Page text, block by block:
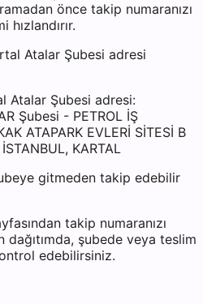
önce takip numaranızı
hızlandırır.
Atalar Şubesi adresi
Atalar Şubesi adresi:
Şubesi - PETROL İŞ
ATAPARK EVLERİ SİTESİ B
KARTAL
gitmeden takip edebilir
takip numaranızı
şubede veya teslim
edebilirsiniz.